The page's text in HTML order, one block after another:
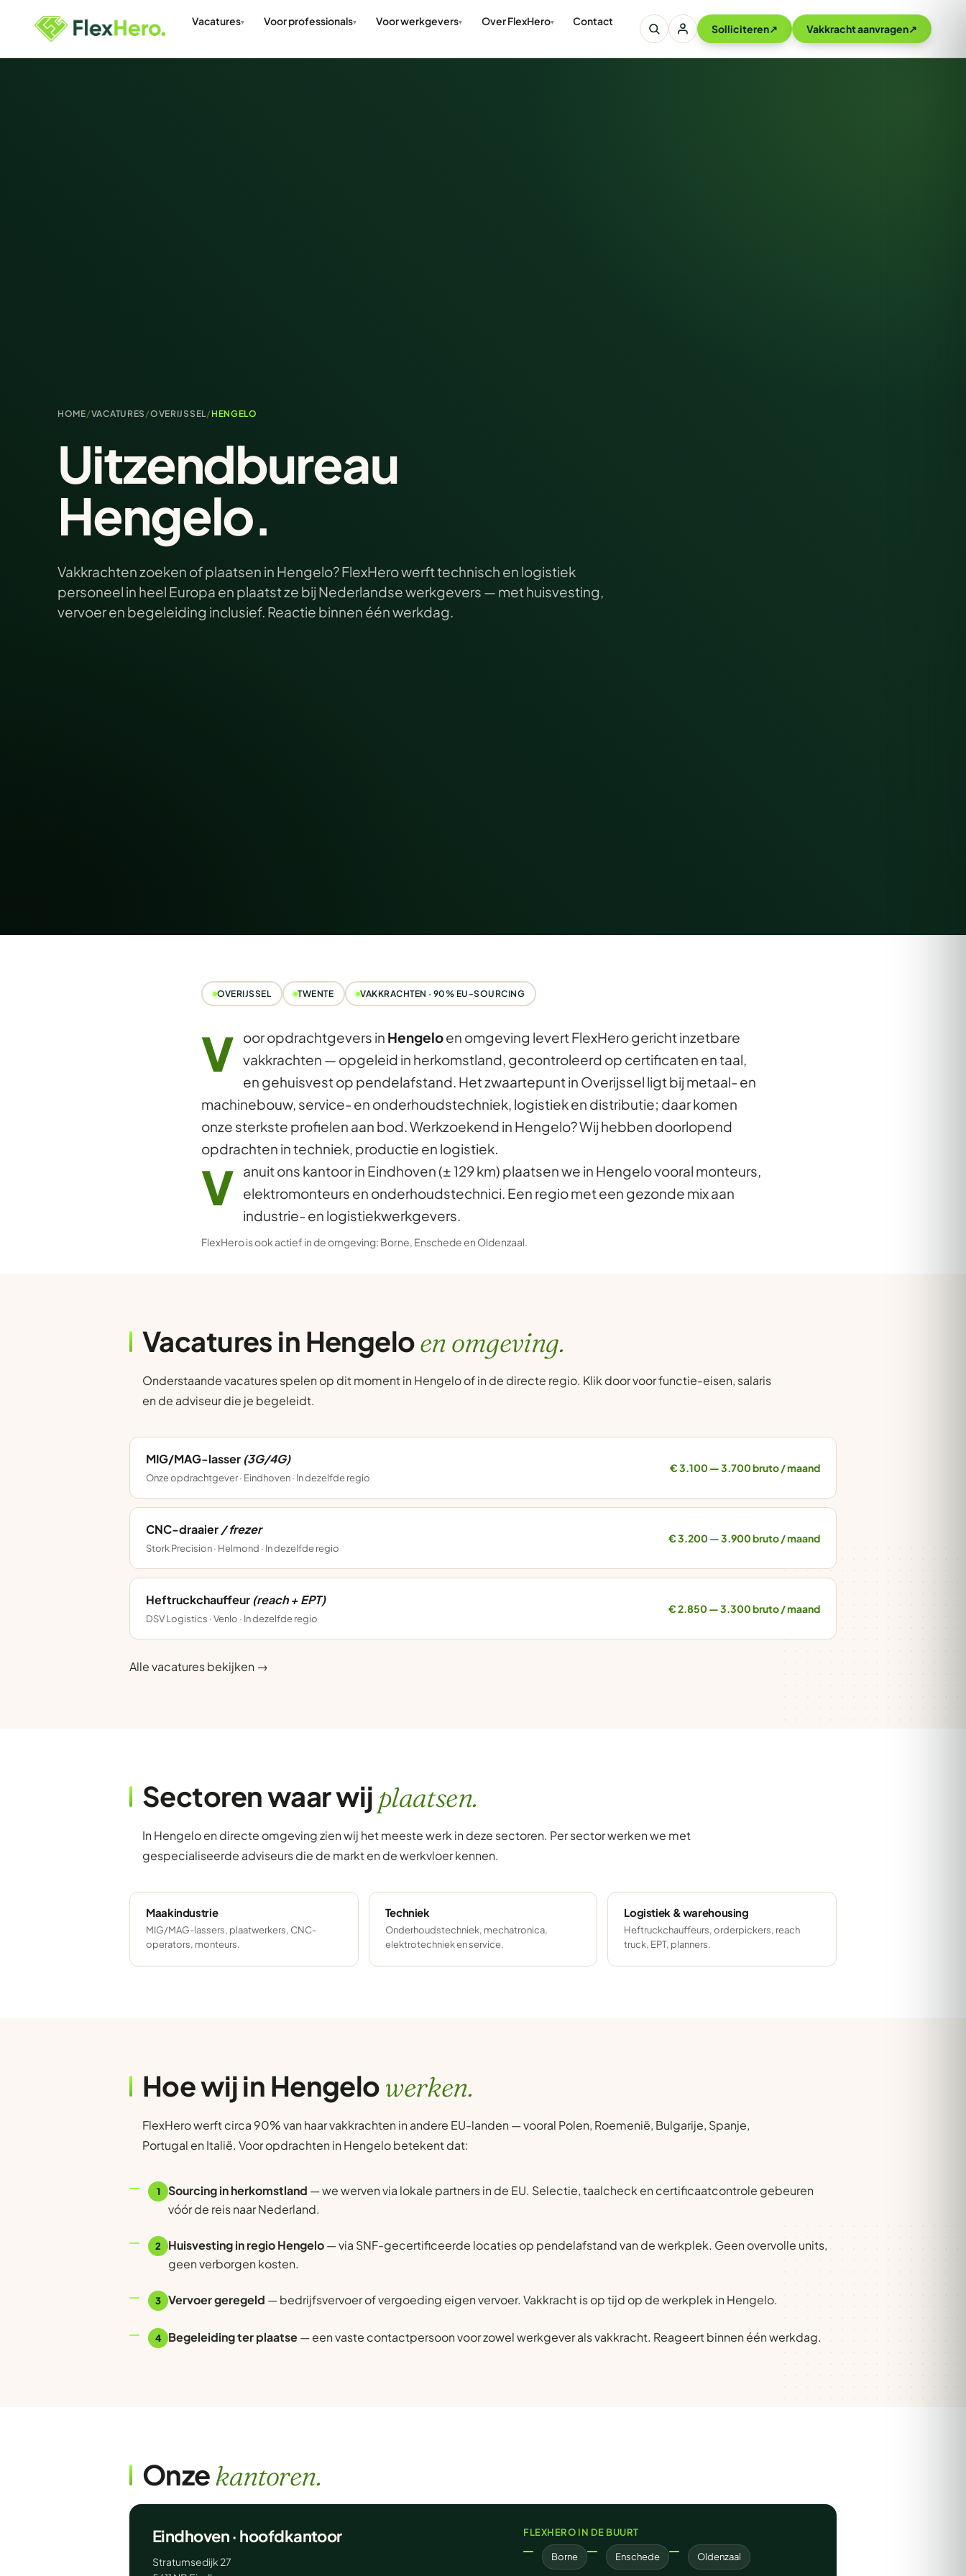
Vacatures Voor professionals Voor werkgevers Over FlexHero Contact
Solliciteren↗ Vakkracht aanvragen↗
HOME/VACATURES /OVERIJSSEL/ HENGELO
Uitzendbureau
Hengelo.
Vakkrachten zoeken of plaatsen in Hengelo? FlexHero werft technisch en logistiek
personeel in heel Europa en plaatst ze bij Nederlandse werkgevers — met huisvesting,
vervoer en begeleiding inclusief. Reactie binnen één werkdag.
OVERIJSSEL TWENTE VAKKRACHTEN · 90% EU-SOURCING
V oor opdrachtgevers in Hengeloen omgeving levert FlexHero gericht inzetbare
vakkrachten — opgeleid in herkomstland, gecontroleerd op certificaten en taal,
en gehuisvest op pendelafstand. Het zwaartepunt in Overijssel ligt bij metaal- en
machinebouw, service- en onderhoudstechniek, logistiek en distributie; daar komen
onze sterkste profielen aan bod. Werkzoekend in Hengelo? Wij hebben doorlopend
opdrachten in techniek, productie en logistiek.
V anuit ons kantoor in Eindhoven (± 129 km) plaatsen we in Hengelo vooral monteurs,
elektromonteurs en onderhoudstechnici. Een regio met een gezonde mix aan
industrie- en logistiekwerkgevers.
FlexHero is ook actief in de omgeving: Borne, Enschedeen Oldenzaal.
Vacatures in Hengeloen omgeving.
Onderstaande vacatures spelen op dit moment in Hengelo of in de directe regio. Klik door voor functie-eisen, salaris
en de adviseur die je begeleidt.
MIG/MAG-lasser(3G/4G)
Onze opdrachtgever · Eindhoven · In dezelfde regio
€ 3.100 — 3.700 bruto / maand
CNC-draaier / frezer
Stork Precision · Helmond · In dezelfde regio
€ 3.200 — 3.900 bruto / maand
Heftruckchauffeur(reach + EPT)
DSV Logistics · Venlo · In dezelfde regio
€ 2.850 — 3.300 bruto / maand
Alle vacatures bekijken →
Sectoren waar wij plaatsen.
In Hengelo en directe omgeving zien wij het meeste werk in deze sectoren. Per sector werken we met
gespecialiseerde adviseurs die de markt en de werkvloer kennen.
Maakindustrie
MIG/MAG-lassers, plaatwerkers, CNC-
operators, monteurs.
Techniek
Onderhoudstechniek, mechatronica,
elektrotechniek en service.
Logistiek & warehousing
Heftruckchauffeurs, orderpickers, reach
truck, EPT, planners.
Hoe wij in Hengelowerken.
FlexHero werft circa 90% van haar vakkrachten in andere EU-landen — vooral Polen, Roemenië, Bulgarije, Spanje,
Portugal en Italië. Voor opdrachten in Hengelo betekent dat:
1 Sourcing in herkomstland — we werven via lokale partners in de EU. Selectie, taalcheck en certificaatcontrole gebeuren
vóór de reis naar Nederland.
2 Huisvesting in regio Hengelo— via SNF-gecertificeerde locaties op pendelafstand van de werkplek. Geen overvolle units,
geen verborgen kosten.
3 Vervoer geregeld — bedrijfsvervoer of vergoeding eigen vervoer. Vakkracht is op tijd op de werkplek in Hengelo.
4 Begeleiding ter plaatse— een vaste contactpersoon voor zowel werkgever als vakkracht. Reageert binnen één werkdag.
Onzekantoren.
Eindhoven · hoofdkantoor
Stratumsedijk 27
FLEXHERO IN DE BUURT
Borne Enschede Oldenzaal